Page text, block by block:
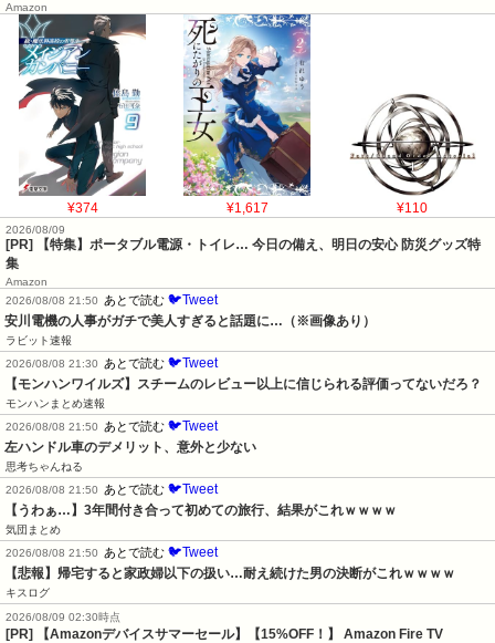
Amazon
¥374 ¥1,617 ¥110
2026/08/09
[PR] 【特集】ポータブル電源・トイレ… 今日の備え、明日の安心 防災グッズ特
集
Amazon
2026/08/08 21:50
あとで読む 🐦Tweet
安川電機の人事がガチで美人すぎると話題に…（※画像あり）
ラビット速報
2026/08/08 21:30
あとで読む 🐦Tweet
【モンハンワイルズ】スチームのレビュー以上に信じられる評価ってないだろ？
モンハンまとめ速報
2026/08/08 21:50
あとで読む 🐦Tweet
左ハンドル車のデメリット、意外と少ない
思考ちゃんねる
2026/08/08 21:50
あとで読む 🐦Tweet
【うわぁ…】3年間付き合って初めての旅行、結果がこれｗｗｗｗ
気団まとめ
2026/08/08 21:50
あとで読む 🐦Tweet
【悲報】帰宅すると家政婦以下の扱い…耐え続けた男の決断がこれｗｗｗｗ
キスログ
2026/08/09 02:30時点
[PR] 【Amazonデバイスサマーセール】【15%OFF！】 Amazon Fire TV